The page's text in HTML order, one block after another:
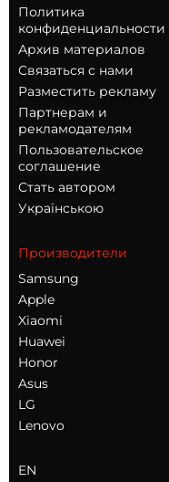
Политика
конфиденциальности
Архив материалов
Связаться с нами
Разместить рекламу
Партнерам и
рекламодателям
Пользовательское
соглашение
Стать автором
Українською
Производители
Samsung
Apple
Xiaomi
Huawei
Honor
Asus
LG
Lenovo
EN